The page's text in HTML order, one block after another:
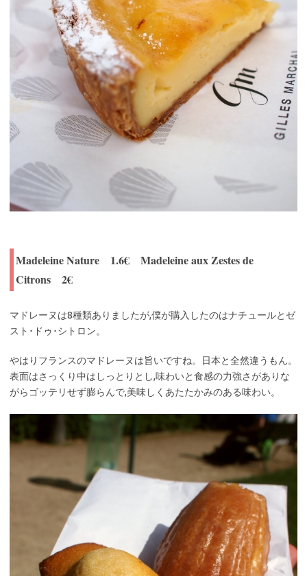
Madeleine Nature 1.6€ Madeleine aux Zestes de
Citrons 2€
マドレーヌは8種類ありましたが,僕が購入したのはナチュールとゼ
スト･ドゥ･シトロン。
やはりフランスのマドレーヌは旨いですね。日本と全然違うもん。
表面はさっくり中はしっとりとし,味わいと食感の力強さがありな
がらゴッテリせず膨らんで,美味しくあたたかみのある味わい。